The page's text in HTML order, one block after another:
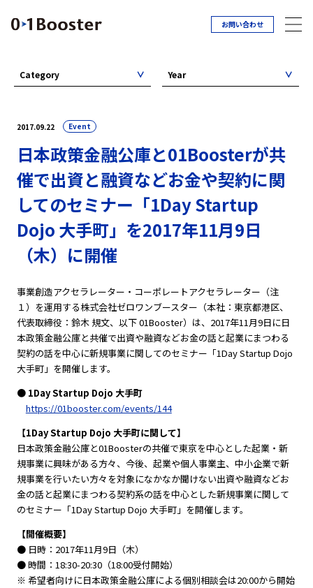
お問い合わせ
2017.09.22 Event
日本政策金融公庫と01Boosterが共
催で出資と融資などお金や契約に関
してのセミナー「1Day Startup
Dojo 大手町」を2017年11月9日
（木）に開催
事業創造アクセラレーター・コーポレートアクセラレーター（注
１）を運用する株式会社ゼロワンブースター（本社：東京都港区、
代表取締役：鈴木 規文、以下 01Booster）は、2017年11月9日に日
本政策金融公庫と共催で出資や融資などお金の話と起業にまつわる
契約の話を中心に新規事業に関してのセミナー「1Day Startup Dojo
大手町」を開催します。
● 1Day Startup Dojo 大手町
https://01booster.com/events/144
【1Day Startup Dojo 大手町に関して】
日本政策金融公庫と01Boosterの共催で東京を中心とした起業・新
規事業に興味がある方々、今後、起業や個人事業主、中小企業で新
規事業を行いたい方々を対象になかなか聞けない出資や融資などお
金の話と起業にまつわる契約系の話を中心とした新規事業に関して
のセミナー「1Day Startup Dojo 大手町」を開催します。
【開催概要】
● 日時：2017年11月9日（木）
● 時間：18:30-20:30（18:00受付開始）
※ 希望者向けに日本政策金融公庫による個別相談会は20:00から開始
Category Year